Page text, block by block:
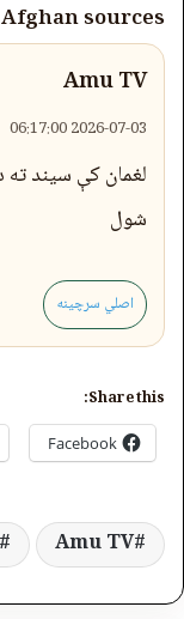
Afghan sources
Amu TV
2026-07-03 06:17:00
شول
اصلي سرچینه
Share this:
Facebook
Amu TV